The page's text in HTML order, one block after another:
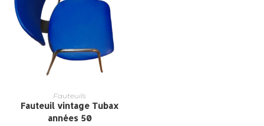
Fauteuils
Fauteuil vintage Tubax
années 50